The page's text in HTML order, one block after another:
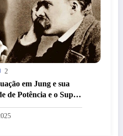
2
em Jung e sua
de Potência e o Super-